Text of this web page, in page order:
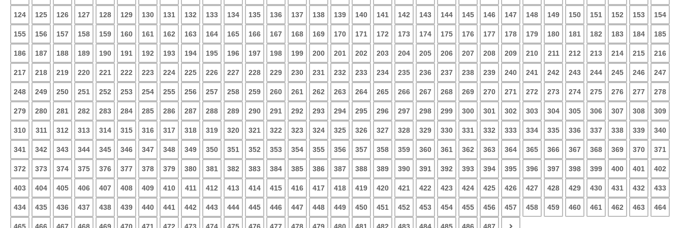
124 125 126 127 128 129 130 131 132 133 134 135 136 137 138 139 140 141 142 143 144 145 146 147 148 149 150 151 152 153 154
155 156 157 158 159 160 161 162 163 164 165 166 167 168 169 170 171 172 173 174 175 176 177 178 179 180 181 182 183 184 185
186 187 188 189 190 191 192 193 194 195 196 197 198 199 200 201 202 203 204 205 206 207 208 209 210 211 212 213 214 215 216
217 218 219 220 221 222 223 224 225 226 227 228 229 230 231 232 233 234 235 236 237 238 239 240 241 242 243 244 245 246 247
248 249 250 251 252 253 254 255 256 257 258 259 260 261 262 263 264 265 266 267 268 269 270 271 272 273 274 275 276 277 278
279 280 281 282 283 284 285 286 287 288 289 290 291 292 293 294 295 296 297 298 299 300 301 302 303 304 305 306 307 308 309
310 311 312 313 314 315 316 317 318 319 320 321 322 323 324 325 326 327 328 329 330 331 332 333 334 335 336 337 338 339 340
341 342 343 344 345 346 347 348 349 350 351 352 353 354 355 356 357 358 359 360 361 362 363 364 365 366 367 368 369 370 371
372 373 374 375 376 377 378 379 380 381 382 383 384 385 386 387 388 389 390 391 392 393 394 395 396 397 398 399 400 401 402
403 404 405 406 407 408 409 410 411 412 413 414 415 416 417 418 419 420 421 422 423 424 425 426 427 428 429 430 431 432 433
434 435 436 437 438 439 440 441 442 443 444 445 446 447 448 449 450 451 452 453 454 455 456 457 458 459 460 461 462 463 464